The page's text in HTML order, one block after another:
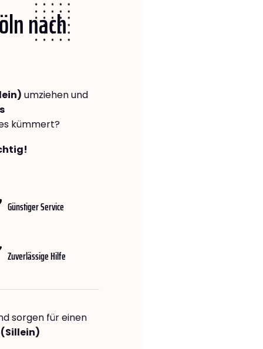
nach
umziehen und
kümmert?
Günstiger Service
Zuverlässige Hilfe
sorgen für einen